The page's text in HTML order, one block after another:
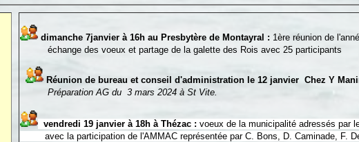
dimanche 7janvier à 16h au Presbytère de Montayral : 1ère réunion de
échange des voeux et partage de la galette des Rois avec 25 participants
Réunion de bureau et conseil d'administration le 12 janvier Chez Y
Préparation AG du 3 mars 2024 à St Vite.
vendredi 19 janvier à 18h à Thézac : voeux de la municipalité adressés par
avec la participation de l'AMMAC représentée par C. Bons, D. Caminade, F.